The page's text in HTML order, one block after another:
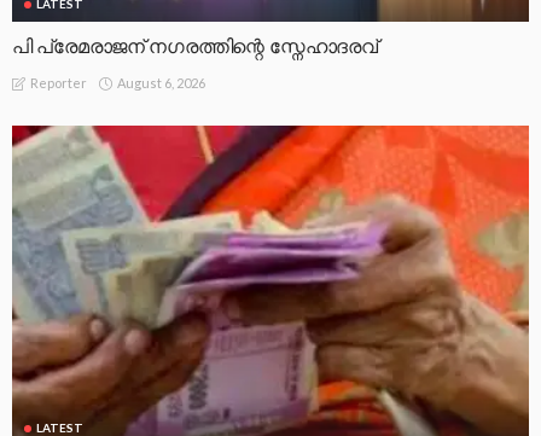
LATEST
പി പ്രേമരാജന് നഗരത്തിന്റെ സ്നേഹാദരവ്
Reporter August 6, 2026
LATEST